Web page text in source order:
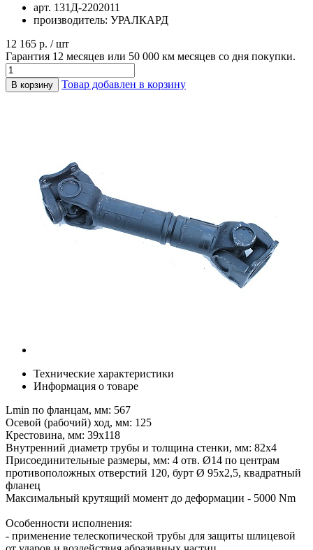
арт. 131Д-2202011
производитель: УРАЛКАРД
12 165 р. / шт
Гарантия 12 месяцев или 50 000 км месяцев со дня покупки.
В корзину Товар добавлен в корзину
Технические характеристики
Информация о товаре
Lmin по фланцам, мм: 567
Осевой (рабочий) ход, мм: 125
Крестовина, мм: 39х118
Внутренний диаметр трубы и толщина стенки, мм: 82х4
Присоединительные размеры, мм: 4 отв. Ø14 по центрам
противоположных отверстий 120, бурт Ø 95х2,5, квадратный
фланец
Максимальный крутящий момент до деформации - 5000 Nm
Особенности исполнения:
- применение телескопической трубы для защиты шлицевой